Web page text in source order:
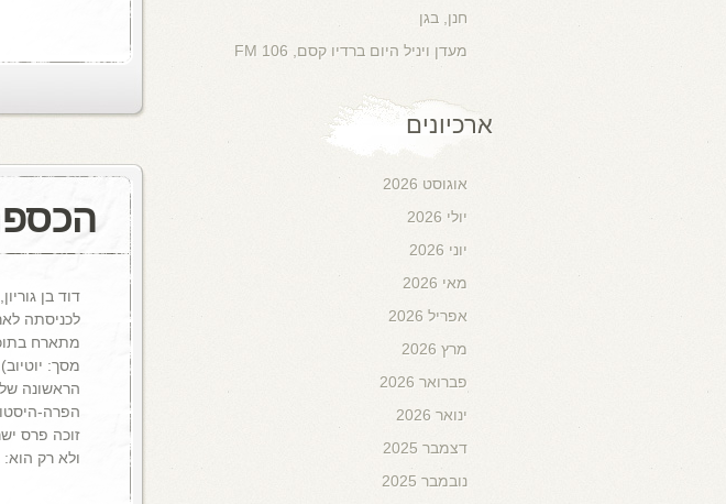
דוד בן
לכניסתה
מסך:
הראשונה
זוכה פרס
ולא רק הוא:
חנן, בגן
מעדן ויניל היום ברדיו קסם, 106 FM
ארכיונים
אוגוסט 2026
יולי 2026
יוני 2026
מאי 2026
אפריל 2026
מרץ 2026
פברואר 2026
ינואר 2026
דצמבר 2025
נובמבר 2025